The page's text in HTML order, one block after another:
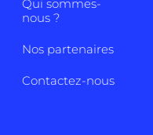
Qui sommes-
nous ?
Nos partenaires
Contactez-nous